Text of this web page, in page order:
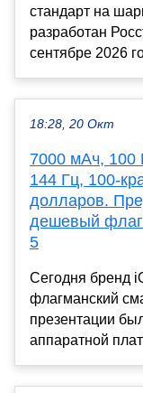
стандарт на
разработан
сентябре 2026
18:28, 20 Окт
7000 мАч, 100
144 Гц, 100-
долларов.
дешевый
5
Сегодня бренд
флагманский
презентации
аппаратной